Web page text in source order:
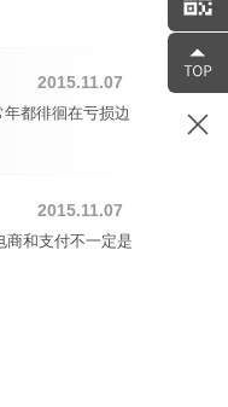
2015.11.07
都徘徊在亏损边
2015.11.07
商和支付不一定是